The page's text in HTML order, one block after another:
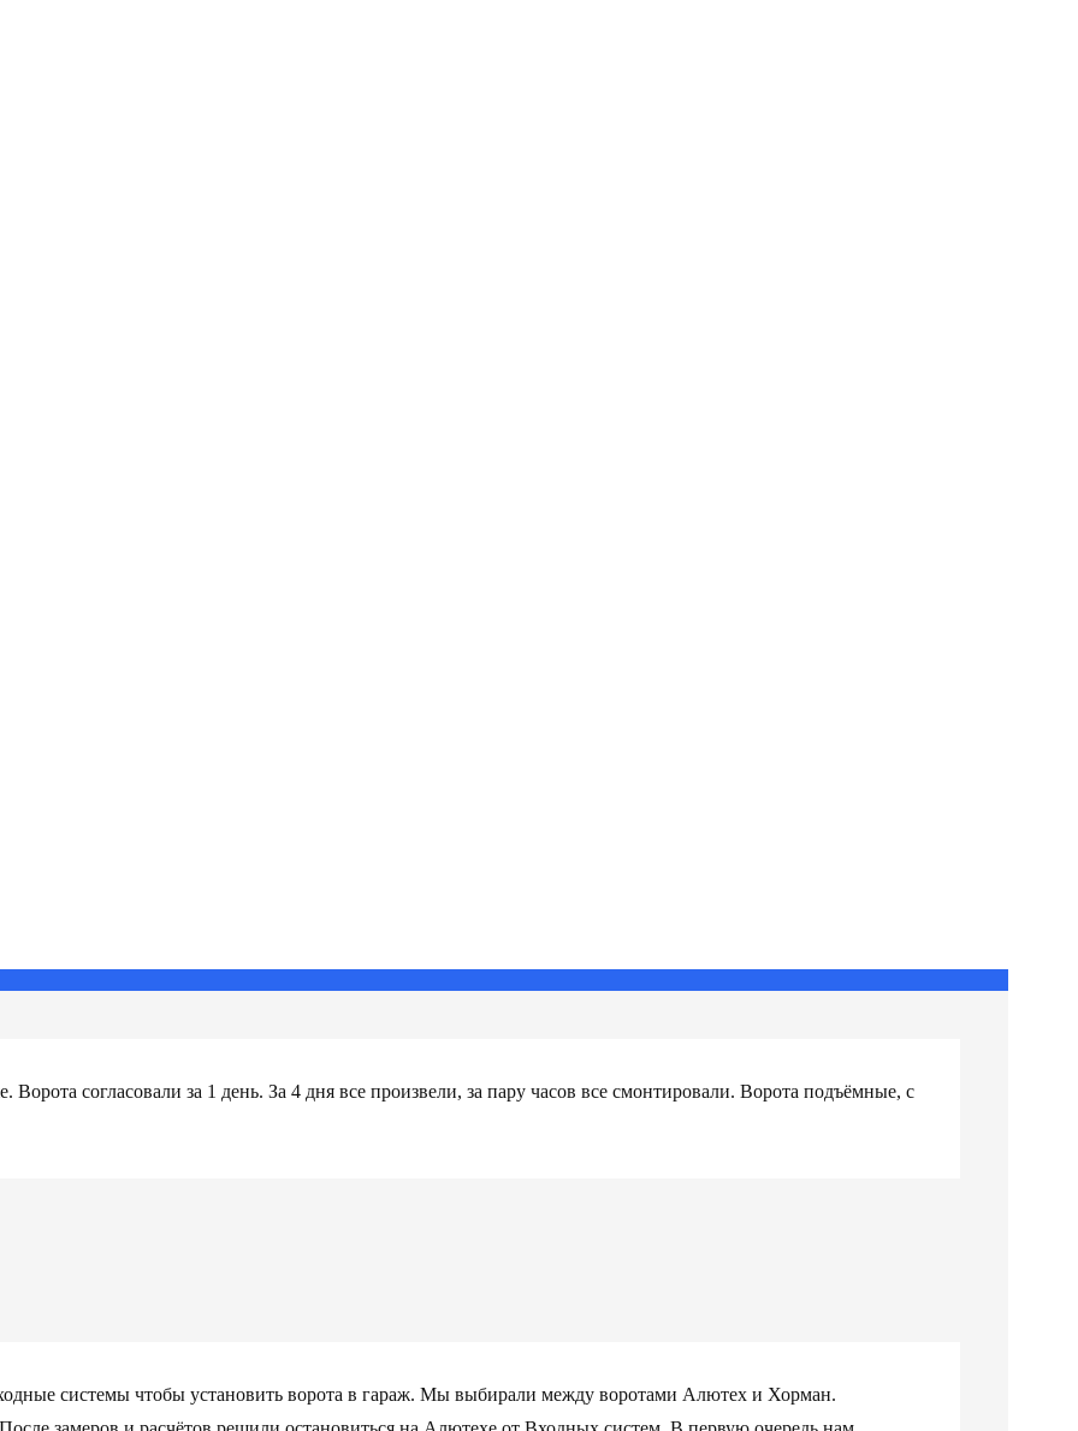
согласовали за 1 день. За 4 дня все произвели, за пару часов все смонтировали. Ворота подъёмные, с
системы чтобы установить ворота в гараж. Мы выбирали между воротами Алютех и Хорман.